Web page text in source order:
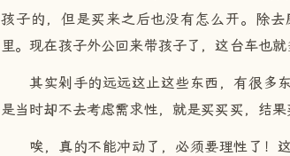
孩子的，但是买来之后也没有怎么开。除
里。现在孩子外公回来带孩子了，这台车也
其实剁手的远远这止这些东西，有很多
是当时却不去考虑需求性，就是买买买，结果
唉，真的不能冲动了，必须要理性了！